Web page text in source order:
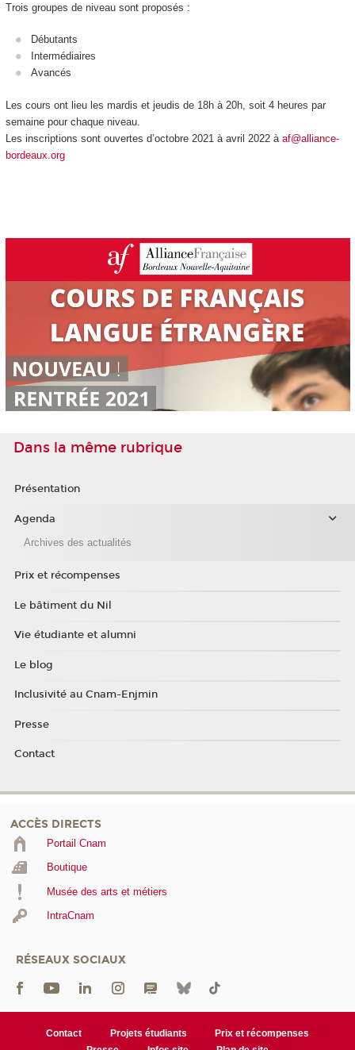
Trois groupes de niveau sont proposés :
Débutants
Intermédiaires
Avancés
Les cours ont lieu les mardis et jeudis de 18h à 20h, soit 4 heures par
semaine pour chaque niveau.
Les inscriptions sont ouvertes d’octobre 2021 à avril 2022 à af@alliance-
bordeaux.org
Dans la même rubrique
Présentation
Agenda
Archives des actualités
Prix et récompenses
Le bâtiment du Nil
Vie étudiante et alumni
Le blog
Inclusivité au Cnam-Enjmin
Presse
Contact
ACCÈS DIRECTS
Portail Cnam
Boutique
Musée des arts et métiers
IntraCnam
RÉSEAUX SOCIAUX
Contact Projets étudiants
Prix et récompenses